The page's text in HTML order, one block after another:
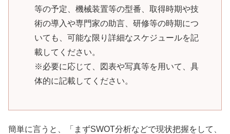
等の予定、機械装置等の型番、取得時期や技
術の導入や専門家の助言、研修等の時期につ
いても、可能な限り詳細なスケジュールを記
載してください。
※必要に応じて、図表や写真等を用いて、具
体的に記載してください。
簡単に言うと、「まずSWOT分析などで現状把握をして、